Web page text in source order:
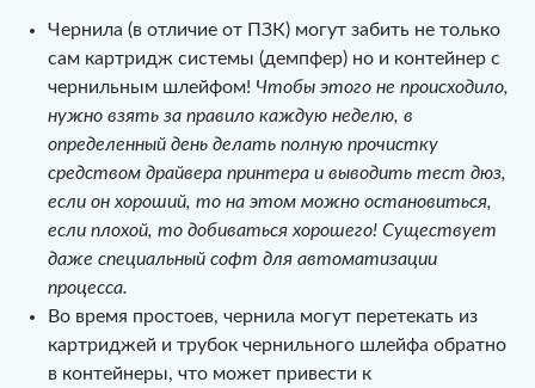
Чернила (в отличие от ПЗК) могут забить не только
сам картридж системы (демпфер) но и контейнер с
чернильным шлейфом! Чтобы этого не происходило,
нужно взять за правило каждую неделю, в
определенный день делать полную прочистку
средством драйвера принтера и выводить тест дюз,
если он хороший, то на этом можно остановиться,
если плохой, то добиваться хорошего! Существует
даже специальный софт для автоматизации
процесса.
Во время простоев, чернила могут перетекать из
картриджей и трубок чернильного шлейфа обратно
в контейнеры, что может привести к